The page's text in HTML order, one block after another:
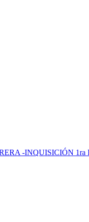
-INQUISICIÓN 1ra